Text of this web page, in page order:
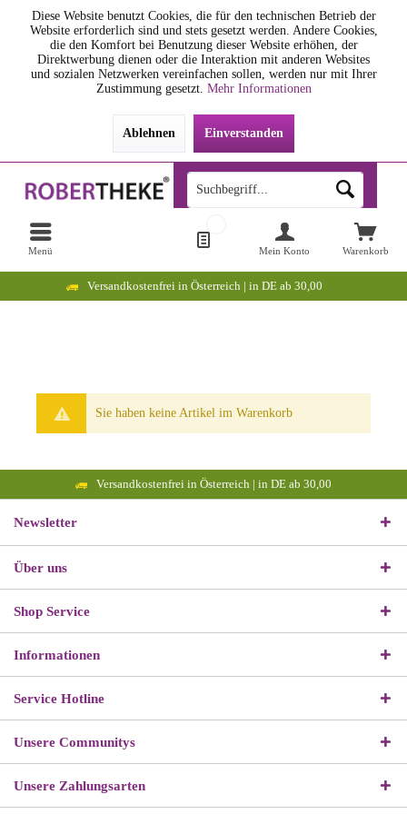
Diese Website benutzt Cookies, die für den technischen Betrieb der
Website erforderlich sind und stets gesetzt werden. Andere Cookies,
die den Komfort bei Benutzung dieser Website erhöhen, der
Direktwerbung dienen oder die Interaktion mit anderen Websites
und sozialen Netzwerken vereinfachen sollen, werden nur mit Ihrer
Zustimmung gesetzt. Mehr Informationen
Ablehnen Einverstanden
Versandkostenfrei in Österreich | in DE ab 30,00
Menü Warenkorb
Mein Konto
Sie haben keine Artikel im Warenkorb
Versandkostenfrei in Österreich | in DE ab 30,00
Newsletter
Über uns
Shop Service
Informationen
Service Hotline
Unsere Communitys
Unsere Zahlungsarten